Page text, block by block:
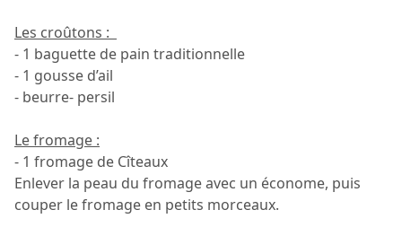
Les croûtons :
- 1 baguette de pain traditionnelle
- 1 gousse d’ail
- beurre- persil
Le fromage :
- 1 fromage de Cîteaux
Enlever la peau du fromage avec un économe, puis
couper le fromage en petits morceaux.